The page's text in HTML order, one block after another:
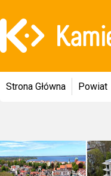
Strona Główna Powiat